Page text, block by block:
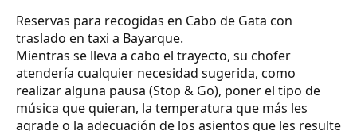
Reservas para recogidas en Cabo de Gata con
traslado en taxi a Bayarque.
Mientras se lleva a cabo el trayecto, su chofer
atendería cualquier necesidad sugerida, como
realizar alguna pausa (Stop & Go), poner el tipo de
música que quieran, la temperatura que más les
agrade o la adecuación de los asientos que les resulte